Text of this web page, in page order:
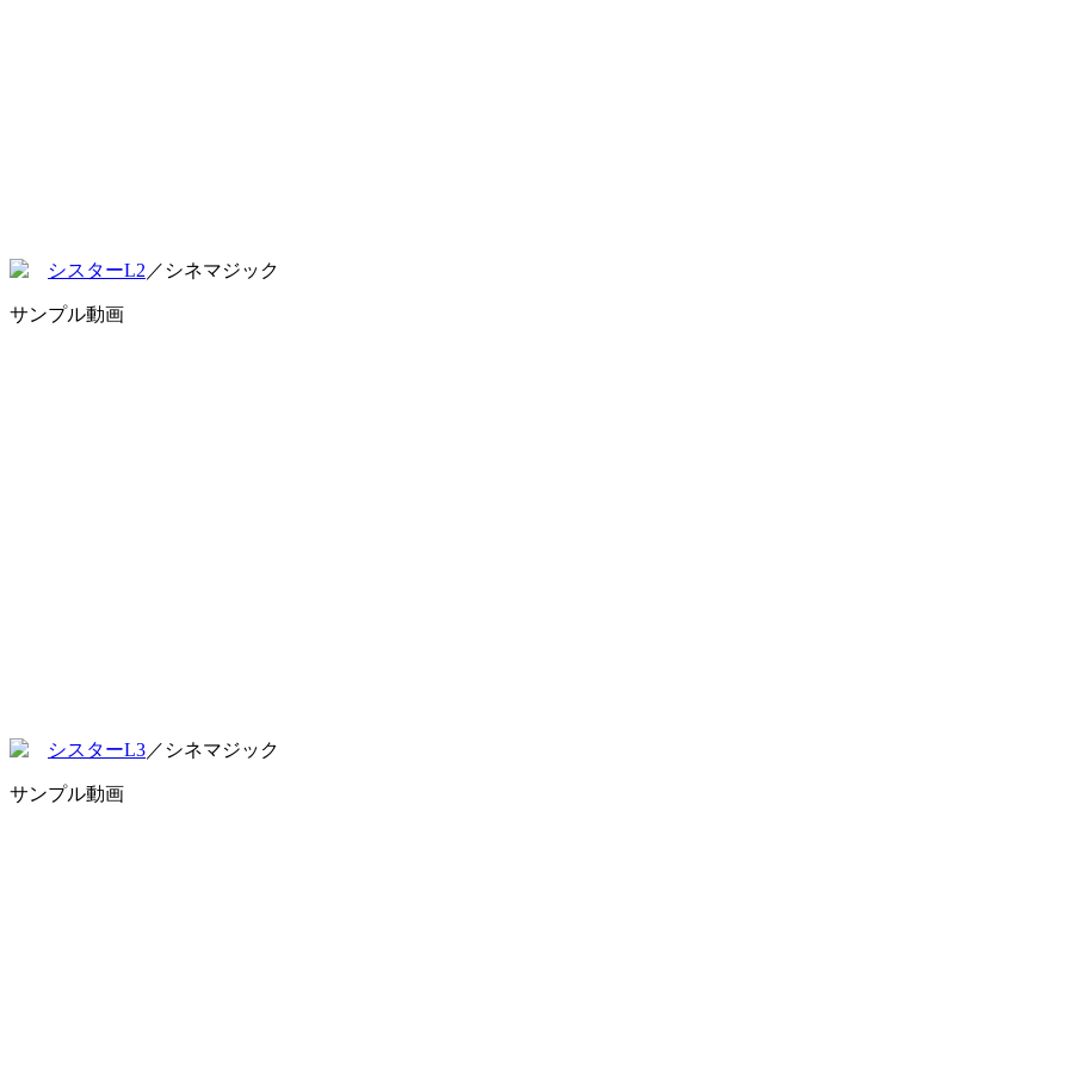
シスターL2 ／シネマジック
サンプル動画
シスターL3／シネマジック
サンプル動画